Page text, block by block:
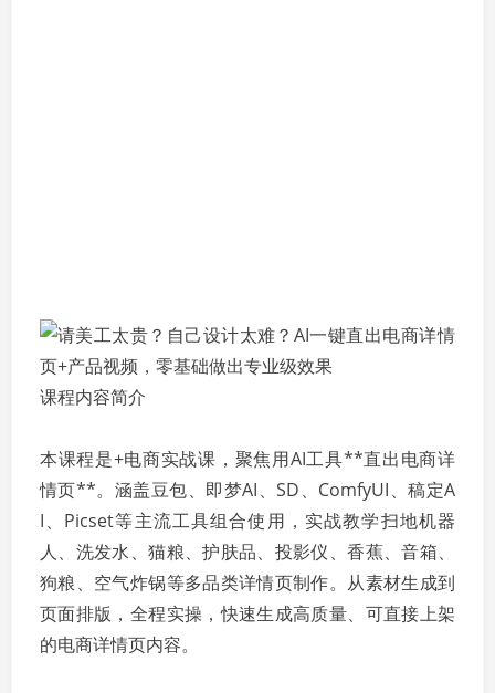
课程内容简介
本课程是+电商实战课，聚焦用AI工具**直出电商详
情页**。涵盖豆包、即梦AI、SD、ComfyUI、稿定A
I、Picset等主流工具组合使用，实战教学扫地机器
人、洗发水、猫粮、护肤品、投影仪、香蕉、音箱、
狗粮、空气炸锅等多品类详情页制作。从素材生成到
页面排版，全程实操，快速生成高质量、可直接上架
的电商详情页内容。